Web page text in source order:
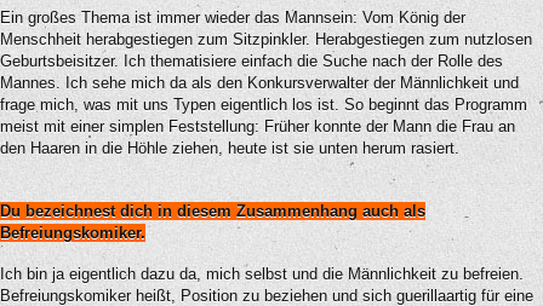
Ein großes Thema ist immer wieder das Mannsein: Vom König der
Menschheit herabgestiegen zum Sitzpinkler. Herabgestiegen zum nutzlosen
Geburtsbeisitzer. Ich thematisiere einfach die Suche nach der Rolle des
Mannes. Ich sehe mich da als den Konkursverwalter der Männlichkeit und
frage mich, was mit uns Typen eigentlich los ist. So beginnt das Programm
meist mit einer simplen Feststellung: Früher konnte der Mann die Frau an
den Haaren in die Höhle ziehen, heute ist sie unten herum rasiert.
Du bezeichnest dich in diesem Zusammenhang auch als
Befreiungskomiker.
Ich bin ja eigentlich dazu da, mich selbst und die Männlichkeit zu befreien.
Befreiungskomiker heißt, Position zu beziehen und sich guerillaartig für eine